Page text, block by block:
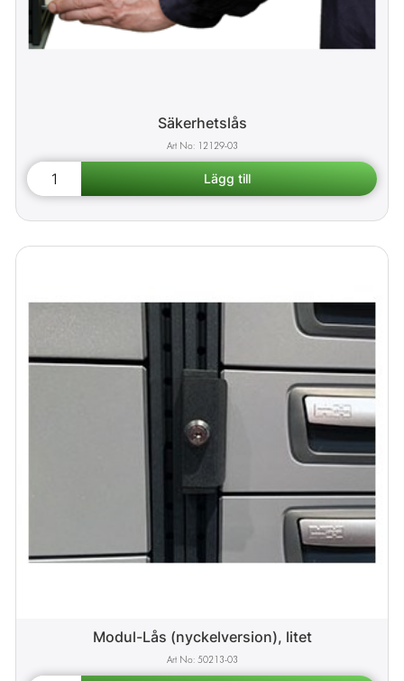
Säkerhetslås
12129-03
Modul-Lås (nyckelversion), litet
50213-03